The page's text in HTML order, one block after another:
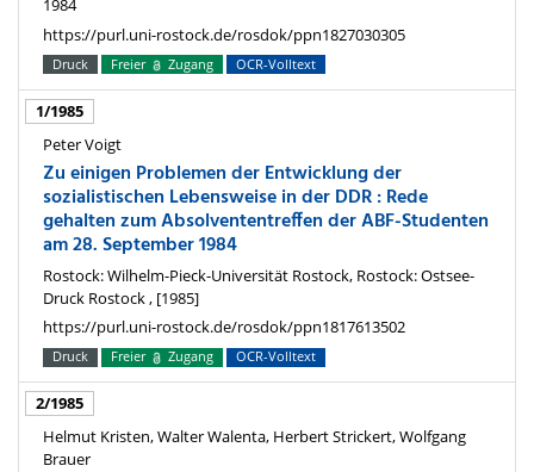
1984
https://purl.uni-rostock.de/rosdok/ppn1827030305
Druck Freier Zugang OCR-Volltext
1/1985
Peter Voigt
Zu einigen Problemen der Entwicklung der
sozialistischen Lebensweise in der DDR : Rede
gehalten zum Absolvententreffen der ABF-Studenten
am 28. September 1984
Rostock: Wilhelm-Pieck-Universität Rostock, Rostock: Ostsee-
Druck Rostock , [1985]
https://purl.uni-rostock.de/rosdok/ppn1817613502
Druck Freier Zugang OCR-Volltext
2/1985
Helmut Kristen, Walter Walenta, Herbert Strickert, Wolfgang
Brauer